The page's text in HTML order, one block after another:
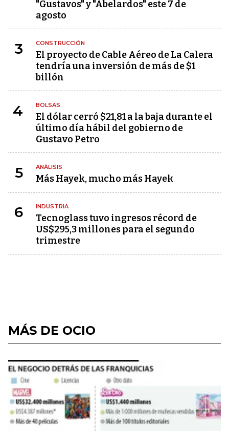
"Gustavos" y "Abelardos" este 7 de
agosto
3 CONSTRUCCIÓN
El proyecto de Cable Aéreo de La Calera
tendría una inversión de más de $1
billón
4 BOLSAS
El dólar cerró $21,81 a la baja durante el
último día hábil del gobierno de
Gustavo Petro
5 ANÁLISIS
Más Hayek, mucho más Hayek
6 INDUSTRIA
Tecnoglass tuvo ingresos récord de
US$295,3 millones para el segundo
trimestre
MÁS DE OCIO